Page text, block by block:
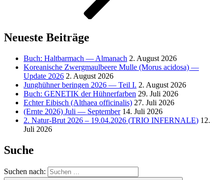
Neueste Beiträge
Buch: Haltbarmach — Almanach 2. August 2026
Koreanische Zwergmaulbeere Mulle (Morus acidosa) —
Update 2026 2. August 2026
Junghühner beringen 2026 — Teil I. 2. August 2026
Buch: GENETIK der Hühnerfarben 29. Juli 2026
Echter Eibisch (Althaea officinalis) 27. Juli 2026
(Ernte 2026) Juli — September 14. Juli 2026
2. Natur-Brut 2026 – 19.04.2026 (TRIO INFERNALE) 12.
Juli 2026
Suche
Suchen nach: